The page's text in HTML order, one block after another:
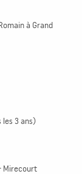
à Grand
3 ans)
Mirecourt